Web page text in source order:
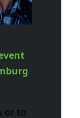
or to